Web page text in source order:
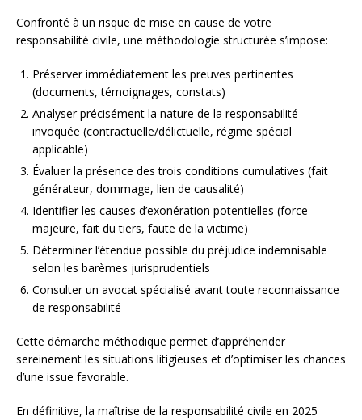
Confronté à un risque de mise en cause de votre
responsabilité civile, une méthodologie structurée s’impose:
Préserver immédiatement les preuves pertinentes
(documents, témoignages, constats)
Analyser précisément la nature de la responsabilité
invoquée (contractuelle/délictuelle, régime spécial
applicable)
Évaluer la présence des trois conditions cumulatives (fait
générateur, dommage, lien de causalité)
Identifier les causes d’exonération potentielles (force
majeure, fait du tiers, faute de la victime)
Déterminer l’étendue possible du préjudice indemnisable
selon les barèmes jurisprudentiels
Consulter un avocat spécialisé avant toute reconnaissance
de responsabilité
Cette démarche méthodique permet d’appréhender
sereinement les situations litigieuses et d’optimiser les chances
d’une issue favorable.
En définitive, la maîtrise de la responsabilité civile en 2025